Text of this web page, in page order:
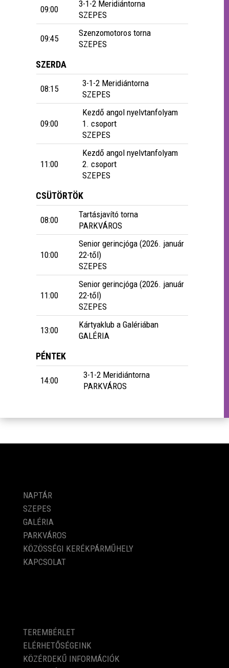
09:00
3-1-2 Meridiántorna
SZEPES
09:45
Szenzomotoros torna
SZEPES
SZERDA
08:15
3-1-2 Meridiántorna
SZEPES
09:00
Kezdő angol nyelvtanfolyam
1. csoport
SZEPES
11:00
Kezdő angol nyelvtanfolyam
2. csoport
SZEPES
CSÜTÖRTÖK
08:00
Tartásjavító torna
PARKVÁROS
10:00
Senior gerincjóga (2026. január
22-től)
SZEPES
11:00
Senior gerincjóga (2026. január
22-től)
SZEPES
13:00
Kártyaklub a Galériában
GALÉRIA
PÉNTEK
14:00
3-1-2 Meridiántorna
PARKVÁROS
NAPTÁR
SZEPES
GALÉRIA
PARKVÁROS
KÖZÖSSÉGI KERÉKPÁRMŰHELY
KAPCSOLAT
TEREMBÉRLET
ELÉRHETŐSÉGEINK
KÖZÉRDEKŰ INFORMÁCIÓK